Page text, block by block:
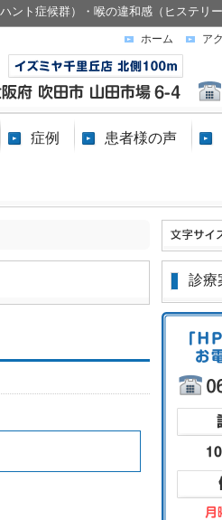
ト症候群）・喉の違和感（ヒステリー
ホーム ア
症例 患者様の声
診療